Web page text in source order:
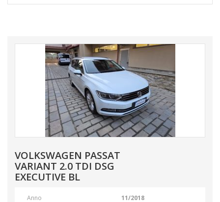
VOLKSWAGEN PASSAT
VARIANT 2.0 TDI DSG
EXECUTIVE BL
Anno
11/2018